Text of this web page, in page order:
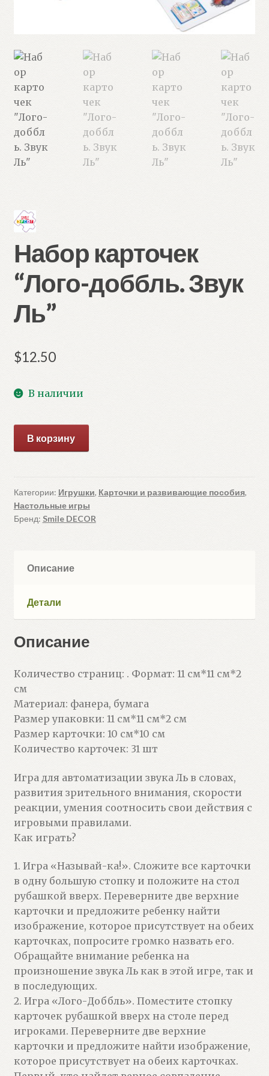
Набор карточек
“Лого-доббль. Звук
Ль”
$12.50
В наличии
товара
карточек
"Лого-
доббль.
Звук
В корзину
Категории: Игрушки, Карточки и развивающие пособия,
Настольные игры
Бренд: Smile DECOR
Описание
Детали
Описание
Количество страниц: . Формат: 11 см*11 см*2
см
Материал: фанера, бумага
Размер упаковки: 11 см*11 см*2 см
Размер карточки: 10 см*10 см
Количество карточек: 31 шт
Игра для автоматизации звука Ль в словах,
развития зрительного внимания, скорости
реакции, умения соотносить свои действия с
игровыми правилами.
Как играть?
1. Игра «Называй-ка!». Сложите все карточки
в одну большую стопку и положите на стол
рубашкой вверх. Переверните две верхние
карточки и предложите ребенку найти
изображение, которое присутствует на обеих
карточках, попросите громко назвать его.
Обращайте внимание ребенка на
произношение звука Ль как в этой игре, так и
в последующих.
2. Игра «Лого-Доббль». Поместите стопку
карточек рубашкой вверх на столе перед
игроками. Переверните две верхние
карточки и предложите найти изображение,
которое присутствует на обеих карточках.